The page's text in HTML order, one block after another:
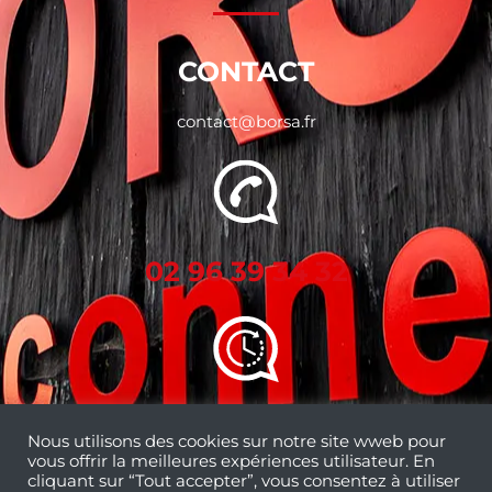
CONTACT
contact@borsa.fr
02 96 39 34 32
Nous utilisons des cookies sur notre site wweb pour
vous offrir la meilleures expériences utilisateur. En
cliquant sur “Tout accepter”, vous consentez à utiliser